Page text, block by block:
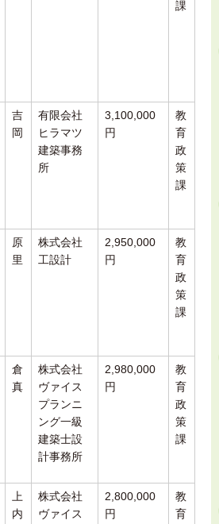
課
吉
岡
有限会社
ヒラマツ
建築事務
所
3,100,000
円
教
育
政
策
課
原
里
株式会社
工設計
2,950,000
円
教
育
政
策
課
倉
真
株式会社
ヴァイス
プランニ
ング一級
建築士設
計事務所
2,980,000
円
教
育
政
策
課
上
内
株式会社
ヴァイス
2,800,000
円
教
育